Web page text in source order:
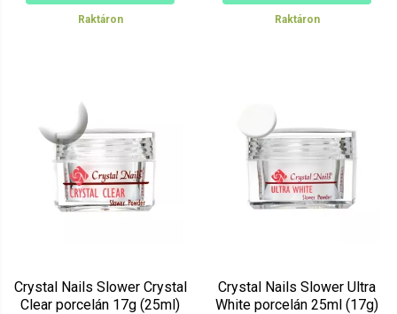
Raktáron Raktáron
Crystal Nails Slower Crystal
Clear porcelán 17g (25ml)
Crystal Nails Slower Ultra
White porcelán 25ml (17g)